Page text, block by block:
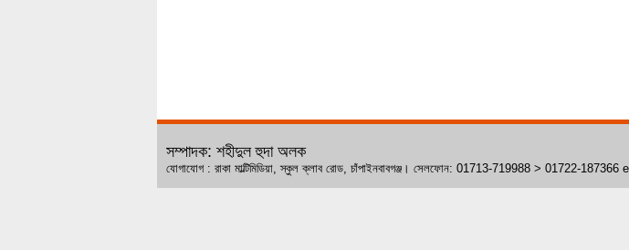
সম্পাদক: শহীদুল হুদা অলক
যোগাযোগ : রাকা মাল্টিমিডিয়া, স্কুল ক্লাব রোড, চাঁপাইনবাবগঞ্জ। সেলফোন: 01713-719988 > 01722-